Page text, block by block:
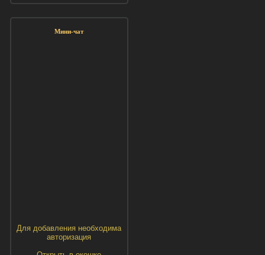
Мини-чат
Для добавления необходима
авторизация